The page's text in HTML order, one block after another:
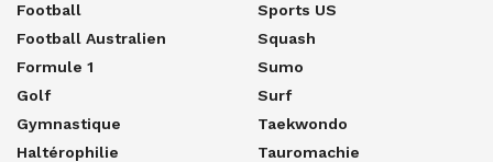
Football
Football Australien
Formule 1
Golf
Gymnastique
Haltérophilie
Sports US
Squash
Sumo
Surf
Taekwondo
Tauromachie